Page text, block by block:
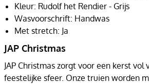
Kleur: Rudolf het Rendier - Grijs
Wasvoorschrift: Handwas
Met stretch: Ja
JAP Christmas
JAP Christmas zorgt voor een kerst
feestelijke sfeer. Onze truien worden